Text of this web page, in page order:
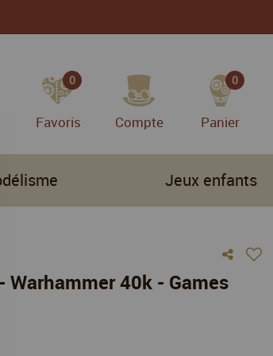
0
Favoris Compte
0
Panier
Jeux enfants
Warhammer 40k - Games